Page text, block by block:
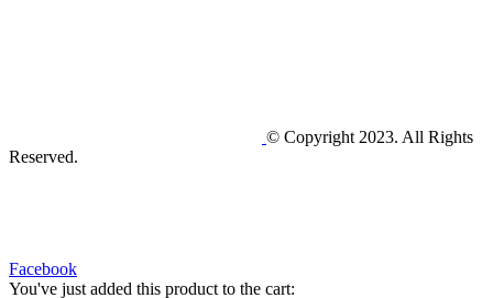
© Copyright 2023. All Rights
Reserved.
Facebook
You've just added this product to the cart: